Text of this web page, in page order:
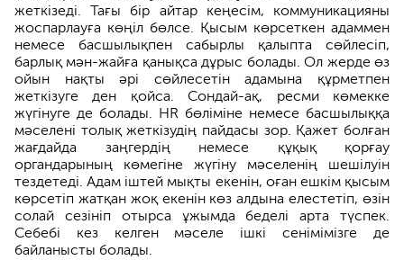
жеткізеді. Тағы бір айтар кеңесім, коммуникацияны
жоспарлауға көңіл бөлсе. Қысым көрсеткен адаммен
немесе басшылықпен сабырлы қалыпта сөйлесіп,
барлық мән-жайға қанықса дұрыс болады. Ол жерде өз
ойын нақты әрі сөйлесетін адамына құрметпен
жеткізуге ден қойса. Сондай-ақ, ресми көмекке
жүгінуге де болады. HR бөліміне немесе басшылыққа
мәселені толық жеткізудің пайдасы зор. Қажет болған
жағдайда заңгердің немесе құқық қорғау
органдарының көмегіне жүгіну мәселенің шешілуін
тездетеді. Адам іштей мықты екенін, оған ешкім қысым
көрсетіп жатқан жоқ екенін көз алдына елестетіп, өзін
солай сезініп отырса ұжымда беделі арта түспек.
Себебі кез келген мәселе ішкі сенімімізге де
байланысты болады.